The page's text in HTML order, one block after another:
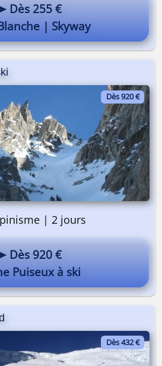
Dès 255 €
| Skyway
Dès 920 €
| 2 jours
Dès 920 €
Puiseux à ski
Dès 432 €